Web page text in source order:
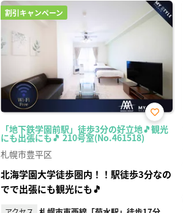
割引キャンペーン
「地下鉄学園前駅」徒歩3分の好立地🎵観光
にも出張にも🎵 210号室(No.461518)
お気
に入
札幌市豊平区
北海学園大学徒歩圏内！！駅徒歩3分なの
でで出張にも観光にも🎵